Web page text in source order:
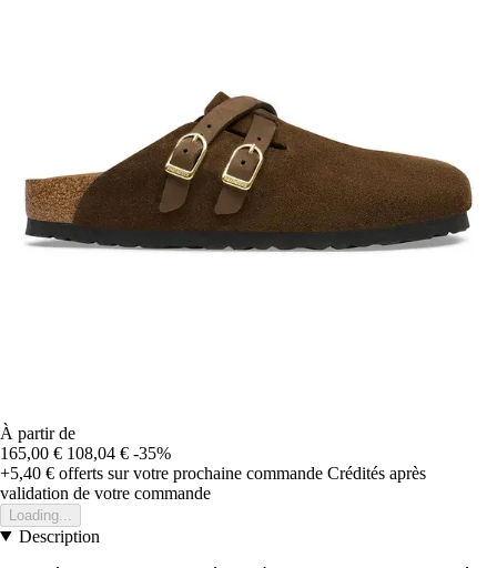
À partir de
165,00 € 108,04 € -35%
+5,40 € offerts sur votre prochaine commande Crédités après
validation de votre commande
Loading...
Description